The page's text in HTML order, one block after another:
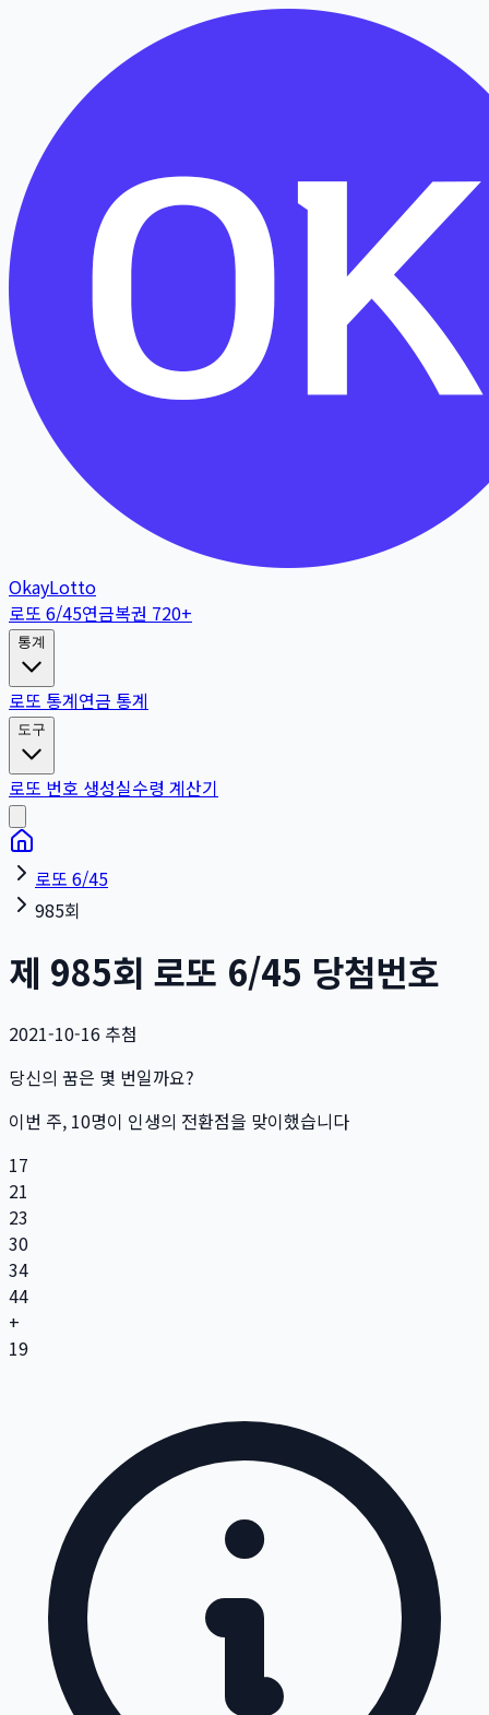
OkayLotto
로또 6/45연금복권 720+
통계
로또 통계연금 통계
도구
로또 번호 생성실수령 계산기
로또 6/45
985회
제 985회 로또 6/45 당첨번호
2021-10-16 추첨
당신의 꿈은 몇 번일까요?
이번 주, 10명이 인생의 전환점을 맞이했습니다
17
21
23
30
34
44
+
19